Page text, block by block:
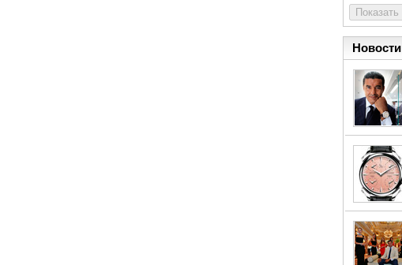
Новости